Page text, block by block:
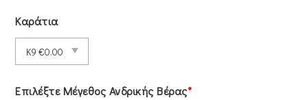
Καράτια
Επιλέξτε Μέγεθος Ανδρικής Βέρας*